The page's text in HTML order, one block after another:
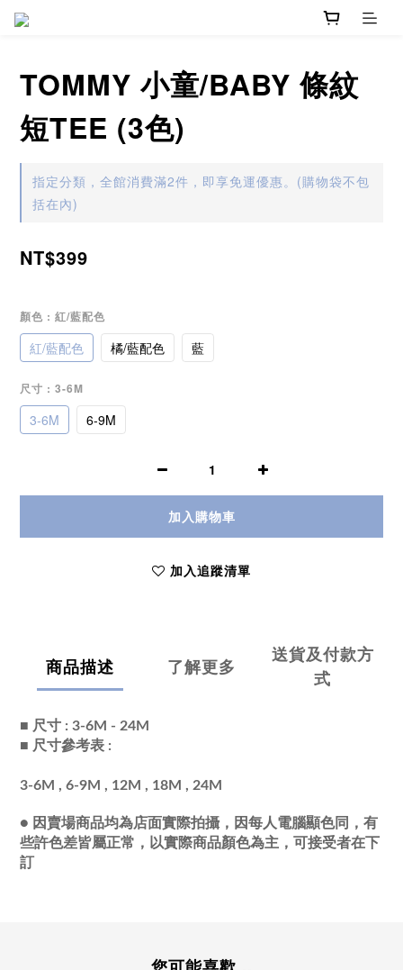
TOMMY 小童/BABY 條紋
短TEE (3色)
指定分類，全館消費滿2件，即享免運優惠。(購物袋不包
括在內)
NT$399
顏色 : 紅/藍配色
紅/藍配色 橘/藍配色 藍
尺寸 : 3-6M
3-6M 6-9M
加入購物車
加入追蹤清單
商品描述 了解更多
送貨及付款方
式
■ 尺寸 : 3-6M - 24M
■ 尺寸參考表 :
3-6M , 6-9M , 12M , 18M , 24M
● 因賣場商品均為店面實際拍攝，因每人電腦顯色同，有
些許色差皆屬正常，以實際商品顏色為主，可接受者在下
訂